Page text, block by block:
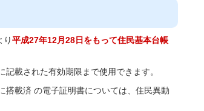
り平成27年12月28日をもって住民基本台帳
載された有効期限まで使用できます。
搭載済 の電子証明書については、住民異動